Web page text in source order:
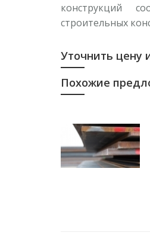
конструкций
строительных
Уточнить цену
Похожие